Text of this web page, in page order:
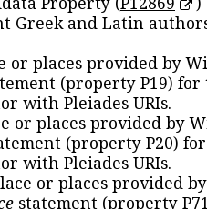
Greek and Latin
or places provided by
(property P19) for
with Pleiades URIs.
or places provided by
(property P20)
with Pleiades URIs.
or places provided
statement (property